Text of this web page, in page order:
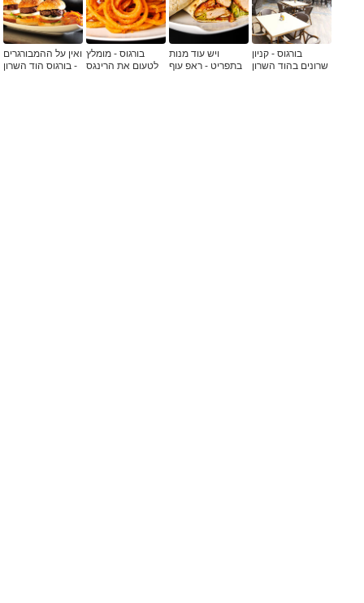
בורגוס - קניון
שרונים בהוד השרון
ויש עוד מנות
בתפריט - ראפ עוף
בורגוס - מומלץ
לטעום את הרינגס
ואין על ההמבורגרים
- בורגוס הוד השרון